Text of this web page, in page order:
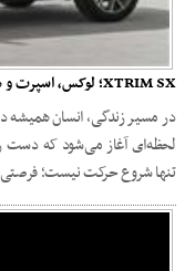
XTRIM SX؛ لوکس، اسپرت و هم‌قدم با نسل جوان شهری
در مسیر زندگی، انسان همیشه
لحظه‌ای آغاز می‌شود که دست
تنها شروع حرکت نیست؛